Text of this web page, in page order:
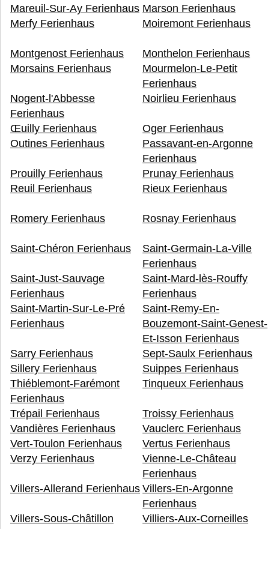
Mareuil-Sur-Ay Ferienhaus Marson Ferienhaus
Merfy Ferienhaus
Moiremont Ferienhaus
Montgenost Ferienhaus
Monthelon Ferienhaus
Morsains Ferienhaus
Mourmelon-Le-Petit
Ferienhaus
Nogent-l'Abbesse
Ferienhaus
Noirlieu Ferienhaus
Œuilly Ferienhaus
Oger Ferienhaus
Outines Ferienhaus
Passavant-en-Argonne
Ferienhaus
Prouilly Ferienhaus
Prunay Ferienhaus
Reuil Ferienhaus
Rieux Ferienhaus
Romery Ferienhaus
Rosnay Ferienhaus
Saint-Chéron Ferienhaus
Saint-Germain-La-Ville
Ferienhaus
Saint-Just-Sauvage
Ferienhaus
Saint-Mard-lès-Rouffy
Ferienhaus
Saint-Martin-Sur-Le-Pré
Ferienhaus
Saint-Remy-En-
Bouzemont-Saint-Genest-
Et-Isson Ferienhaus
Sarry Ferienhaus
Sept-Saulx Ferienhaus
Sillery Ferienhaus
Suippes Ferienhaus
Thiéblemont-Farémont
Ferienhaus
Tinqueux Ferienhaus
Trépail Ferienhaus
Troissy Ferienhaus
Vandières Ferienhaus
Vauclerc Ferienhaus
Vert-Toulon Ferienhaus
Vertus Ferienhaus
Verzy Ferienhaus
Vienne-Le-Château
Ferienhaus
Villers-Allerand Ferienhaus Villers-En-Argonne
Ferienhaus
Villers-Sous-Châtillon
Villiers-Aux-Corneilles